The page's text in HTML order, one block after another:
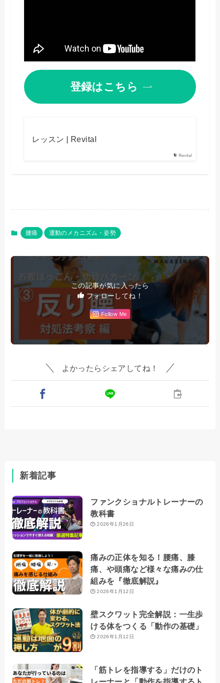
登録はこちら
Revital
レッスン | Revital
腰痛 運動のメカニズム・姿勢
この記事が気に入ったら
フォローしてね！
Follow Me
よかったらシェアしてね！
新着記事
ファンクショナルトレーナーの
教科書
2026年1月26日
痛みの正体を知る！腰痛、膝
痛、や頭痛など様々な痛みの仕
組みを『徹底解説』
2026年1月12日
壁スクワット完全解説：一生歩
ける体をつくる「動作の基礎」
2026年1月12日
「筋トレを指導する」だけのト